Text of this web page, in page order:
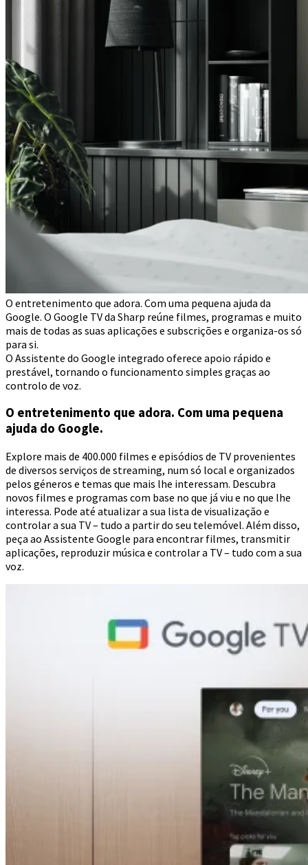
O entretenimento que adora. Com uma pequena ajuda da
Google. O Google TV da Sharp reúne filmes, programas e muito
mais de todas as suas aplicações e subscrições e organiza-os só
para si.
O Assistente do Google integrado oferece apoio rápido e
prestável, tornando o funcionamento simples graças ao
controlo de voz.
O entretenimento que adora. Com uma pequena
ajuda do Google.
Explore mais de 400.000 filmes e episódios de TV provenientes
de diversos serviços de streaming, num só local e organizados
pelos géneros e temas que mais lhe interessam. Descubra
novos filmes e programas com base no que já viu e no que lhe
interessa. Pode até atualizar a sua lista de visualização e
controlar a sua TV – tudo a partir do seu telemóvel. Além disso,
peça ao Assistente Google para encontrar filmes, transmitir
aplicações, reproduzir música e controlar a TV – tudo com a sua
voz.